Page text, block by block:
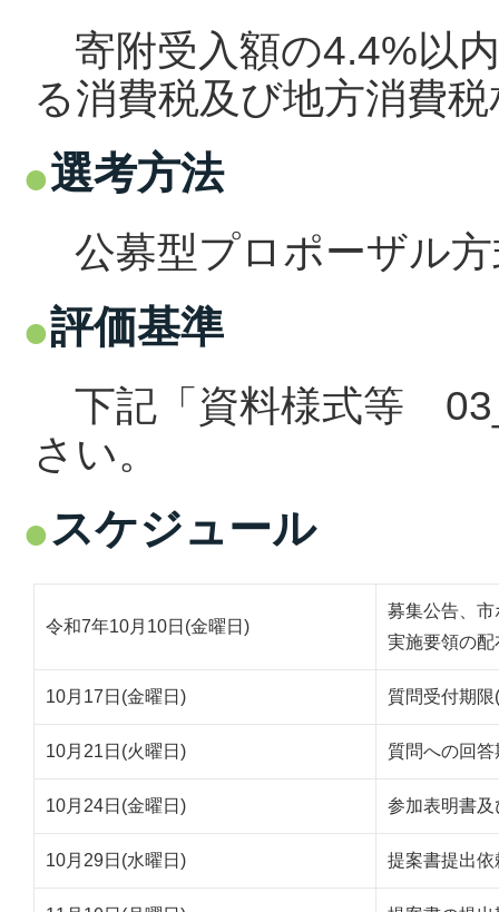
寄附受入額の4.4%以
る消費税及び地方消費
選考方法
公募型プロポーザル
評価基準
下記 「資料様式等
さい。
スケジュール
令和7年10月10日(金曜日)
募集公告、
実施要領の
10月17日(金曜日) 質問受付期
10月21日(火曜日) 質問への回答
10月24日(金曜日) 参加表明書
10月29日(水曜日) 提案書提出